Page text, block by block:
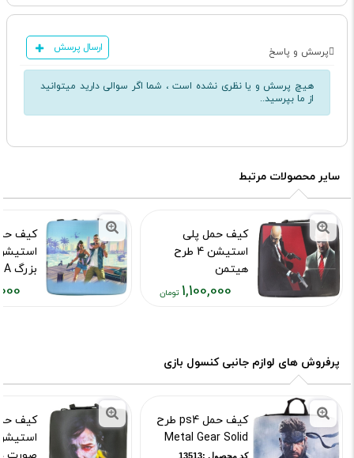
پرسش و پاسخ ارسال پرسش
هیچ پرسش و یا نظری نشده است ، شما اگر سوالی دارید میتوانید
از ما بپرسید..
سایر محصولات مرتبط
کیف حمل پلی
استیشن 4 طرح
هیتمن
کد محصول :10015967
1,100,000
تومان
کیف
بزرگ GTA
کد محصول
پرفروش های لوازم جانبی کنسول بازی
کیف حمل ps4 طرح
Metal Gear Solid
کد محصول :13513
کیف